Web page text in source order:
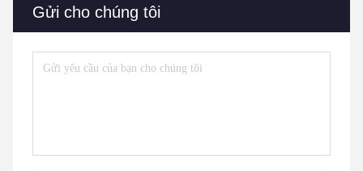
Gửi cho chúng tôi